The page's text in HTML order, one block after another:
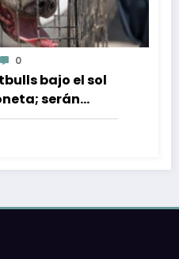
“Eso ya no es un
cementerio”: madres
exigen clausurar el